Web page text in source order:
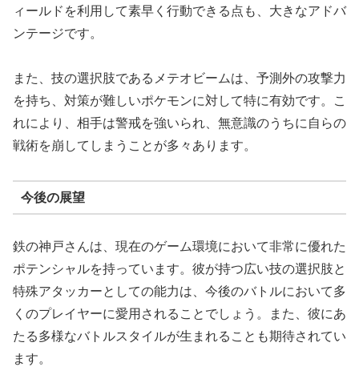
ィールドを利用して素早く行動できる点も、大きなアドバ
ンテージです。
また、技の選択肢であるメテオビームは、予測外の攻撃力
を持ち、対策が難しいポケモンに対して特に有効です。こ
れにより、相手は警戒を強いられ、無意識のうちに自らの
戦術を崩してしまうことが多々あります。
今後の展望
鉄の神戸さんは、現在のゲーム環境において非常に優れた
ポテンシャルを持っています。彼が持つ広い技の選択肢と
特殊アタッカーとしての能力は、今後のバトルにおいて多
くのプレイヤーに愛用されることでしょう。また、彼にあ
たる多様なバトルスタイルが生まれることも期待されてい
ます。